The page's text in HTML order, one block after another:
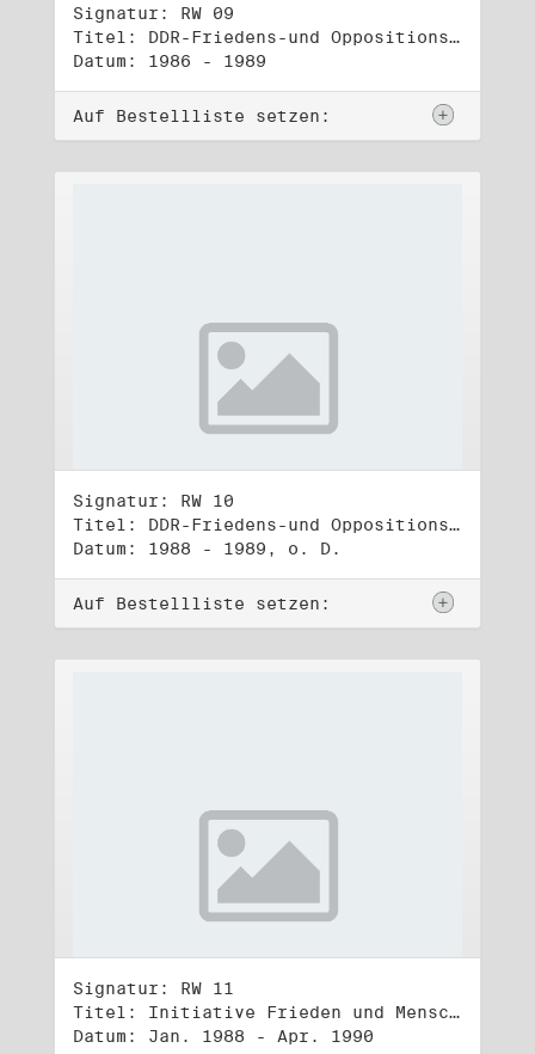
Signatur: RW 09
Titel: DDR-Friedens-und Oppositionsbewegung (2)
Datum: 1986 - 1989
Auf Bestellliste setzen:
Signatur: RW 10
Titel: DDR-Friedens-und Oppositionsbewegung (3)
Datum: 1988 - 1989, o. D.
Auf Bestellliste setzen:
Signatur: RW 11
Titel: Initiative Frieden und Menschenrechte (1)
Datum: Jan. 1988 - Apr. 1990